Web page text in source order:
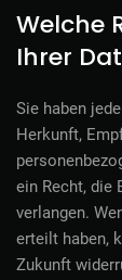
Welche
Ihrer
Sie haben
Herkunft,
ein Recht, die
verlangen.
erteilt haben,
Zukunft